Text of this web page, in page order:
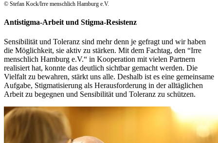
© Stefan Kock/Irre menschlich Hamburg e.V.
Antistigma-Arbeit und Stigma-Resistenz
Sensibilität und Toleranz sind mehr denn je gefragt und wir haben
die Möglichkeit, sie aktiv zu stärken. Mit dem Fachtag, den “Irre
menschlich Hamburg e.V.“ in Kooperation mit vielen Partnern
realisiert hat, konnte das deutlich sichtbar gemacht werden. Die
Vielfalt zu bewahren, stärkt uns alle. Deshalb ist es eine gemeinsame
Aufgabe, Stigmatisierung als Herausforderung in der alltäglichen
Arbeit zu begegnen und Sensibilität und Toleranz zu schützen.